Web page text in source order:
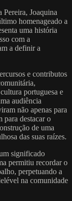
Pereira, Joaquina
homenageado a
uma história
com a
a definir a
e contributos
portuguesa e
audiência
não apenas para
para destacar o
de uma
das suas raízes.
significado
permitiu recordar o
perpetuando a
na comunidade